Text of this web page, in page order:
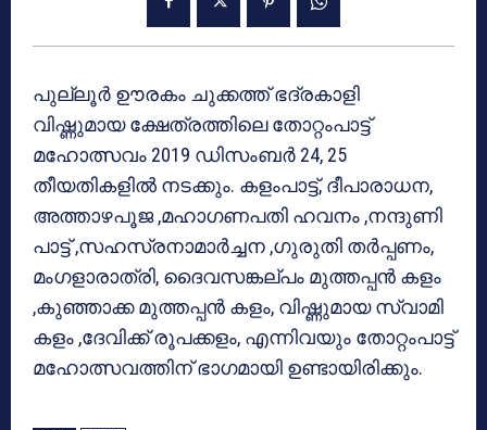
പുല്ലൂര്‍ ഊരകം ചുക്കത്ത് ഭദ്രകാളി
വിഷ്ണുമായ ക്ഷേത്രത്തിലെ തോറ്റംപാട്ട്
മഹോത്സവം 2019 ഡിസംബര്‍ 24, 25
തീയതികളില്‍ നടക്കും. കളംപാട്ട്, ദീപാരാധന,
അത്താഴപൂജ ,മഹാഗണപതി ഹവനം ,നന്ദുണി
പാട്ട് ,സഹസ്രനാമാര്‍ച്ചന ,ഗുരുതി തര്‍പ്പണം,
മംഗളാരാത്രി, ദൈവസങ്കല്പം മുത്തപ്പന്‍ കളം
,കുഞ്ഞാക്ക മുത്തപ്പന്‍ കളം, വിഷ്ണുമായ സ്വാമി
കളം ,ദേവിക്ക് രൂപക്കളം, എന്നിവയും തോറ്റംപാട്ട്
മഹോത്സവത്തിന് ഭാഗമായി ഉണ്ടായിരിക്കും.